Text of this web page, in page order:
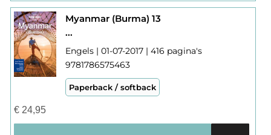
Myanmar (Burma) 13
...
Engels | 01-07-2017 | 416 pagina's
9781786575463
Paperback / softback
€24,95